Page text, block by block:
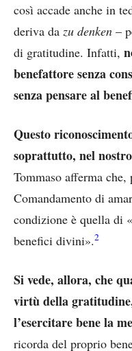
così accade anche in
deriva da zu denken –
di gratitudine. Infatti,
benefattore senza
senza pensare al
Questo
soprattutto, nel
Tommaso afferma
Comandamento di
condizione è quella di
benefici divini».2
Si vede, allora, che
virtù della
l’esercitare bene la
ricorda del proprio